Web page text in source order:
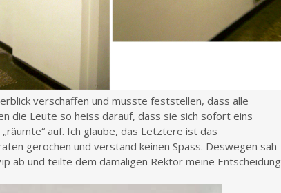
verschaffen und musste feststellen, dass alle
die Leute so heiss darauf, dass sie sich sofort eins
auf. Ich glaube, das Letztere ist das
gerochen und verstand keinen Spass. Deswegen sah
ab und teilte dem damaligen Rektor meine Entscheidung